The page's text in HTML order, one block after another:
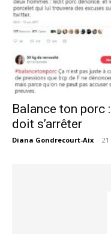
Balance ton porc
doit s’arrêter
Diana Gondrecourt-Aix -